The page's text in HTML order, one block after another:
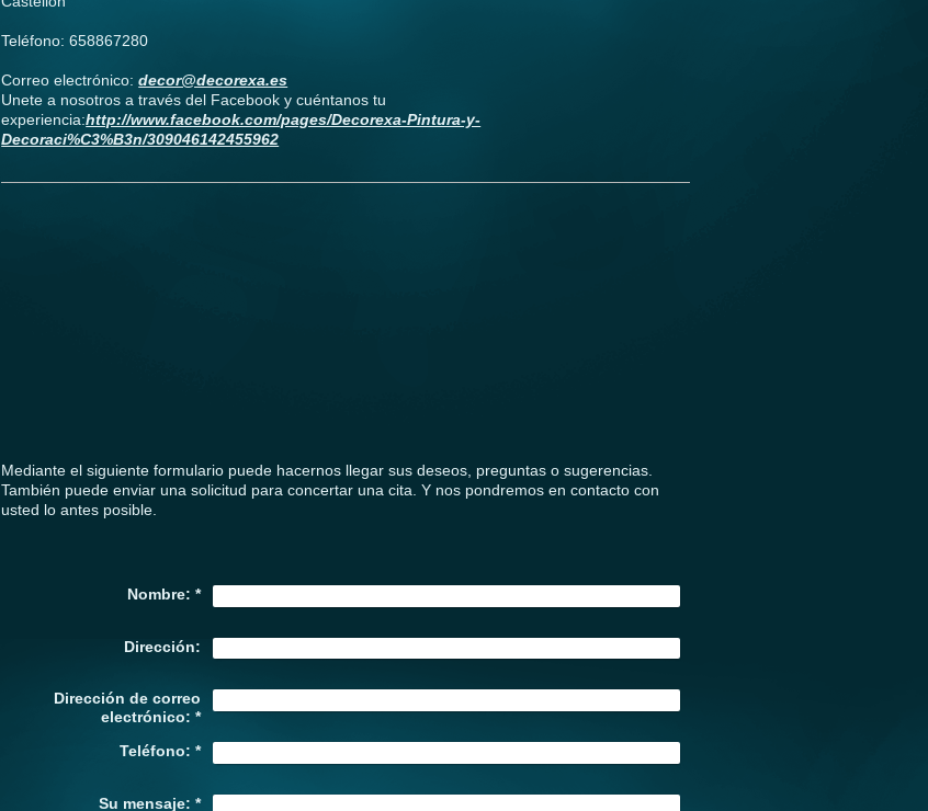
Teléfono: 658867280
Correo electrónico:decor@decorexa.es
Unete a nosotros a través del Facebook y cuéntanos tu
experiencia:http://www.facebook.com/pages/Decorexa-Pintura-y-
Decoraci%C3%B3n/309046142455962
Mediante el siguiente formulario puede hacernos llegar sus deseos, preguntas o sugerencias.
También puede enviar una solicitud para concertar una cita. Y nos pondremos en contacto con
usted lo antes posible.
Nombre: *
Dirección:
Dirección de correo
electrónico: *
Teléfono: *
Su mensaje: *